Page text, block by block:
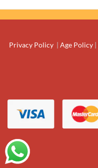
Privacy Policy | Age Policy |